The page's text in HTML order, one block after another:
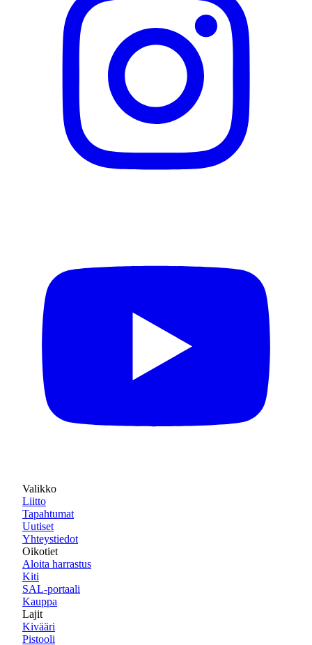
Valikko
Liitto
Tapahtumat
Uutiset
Yhteystiedot
Oikotiet
Aloita harrastus
Kiti
SAL-portaali
Kauppa
Lajit
Kivääri
Pistooli